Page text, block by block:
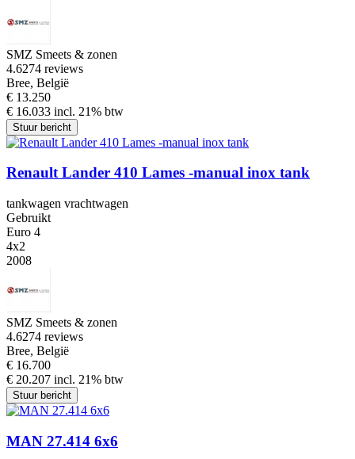
SMZ Smeets & zonen
4.6274 reviews
Bree, België
€ 13.250
€ 16.033 incl. 21% btw
Stuur bericht
Renault Lander 410 Lames -manual inox tank
tankwagen vrachtwagen
Gebruikt
Euro 4
4x2
2008
SMZ Smeets & zonen
4.6274 reviews
Bree, België
€ 16.700
€ 20.207 incl. 21% btw
Stuur bericht
MAN 27.414 6x6